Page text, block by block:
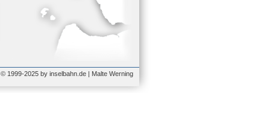
© 1999-2025 by inselbahn.de | Malte Werning